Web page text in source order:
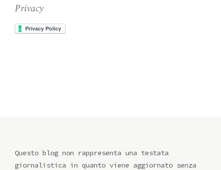
Privacy
Questo blog non rappresenta una testata
giornalistica in quanto viene aggiornato senza